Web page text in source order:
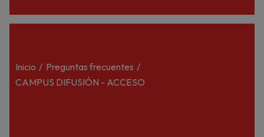
Inicio
Preguntas frecuentes
CAMPUS DIFUSIÓN - ACCESO